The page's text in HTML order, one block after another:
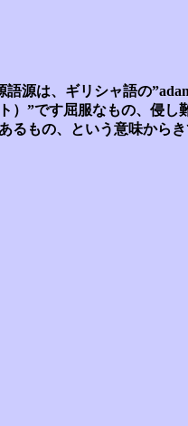
語源は、ギリシャ語の
）”です屈服なもの、侵し
るもの、という意味からき